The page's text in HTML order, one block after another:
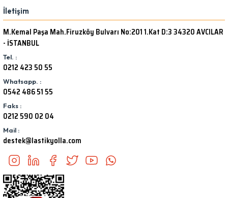
İletişim
M.Kemal Paşa Mah.Firuzköy Bulvarı No:201 1.Kat D:3 34320 AVCILAR
- İSTANBUL
Tel. :
0212 423 50 55
Whatsapp. :
0542 486 51 55
Faks :
0212 590 02 04
Mail :
destek@lastikyolla.com